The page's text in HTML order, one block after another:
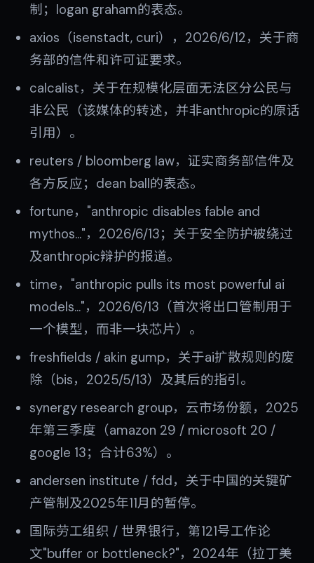
制；logan graham的表态。
axios（isenstadt, curi），2026/6/12，关于商
务部的信件和许可证要求。
calcalist，关于在规模化层面无法区分公民与
非公民（该媒体的转述，并非anthropic的原话
引用）。
reuters / bloomberg law，证实商务部信件及
各方反应；dean ball的表态。
fortune，"anthropic disables fable and
mythos…"，2026/6/13；关于安全防护被绕过
及anthropic辩护的报道。
time，"anthropic pulls its most powerful ai
models…"，2026/6/13（首次将出口管制用于
一个模型，而非一块芯片）。
freshfields / akin gump，关于ai扩散规则的废
除（bis，2025/5/13）及其后的指引。
synergy research group，云市场份额，2025
年第三季度（amazon 29 / microsoft 20 /
google 13；合计63%）。
andersen institute / fdd，关于中国的关键矿
产管制及2025年11月的暂停。
国际劳工组织 / 世界银行，第121号工作论
文"buffer or bottleneck?"，2024年（拉丁美